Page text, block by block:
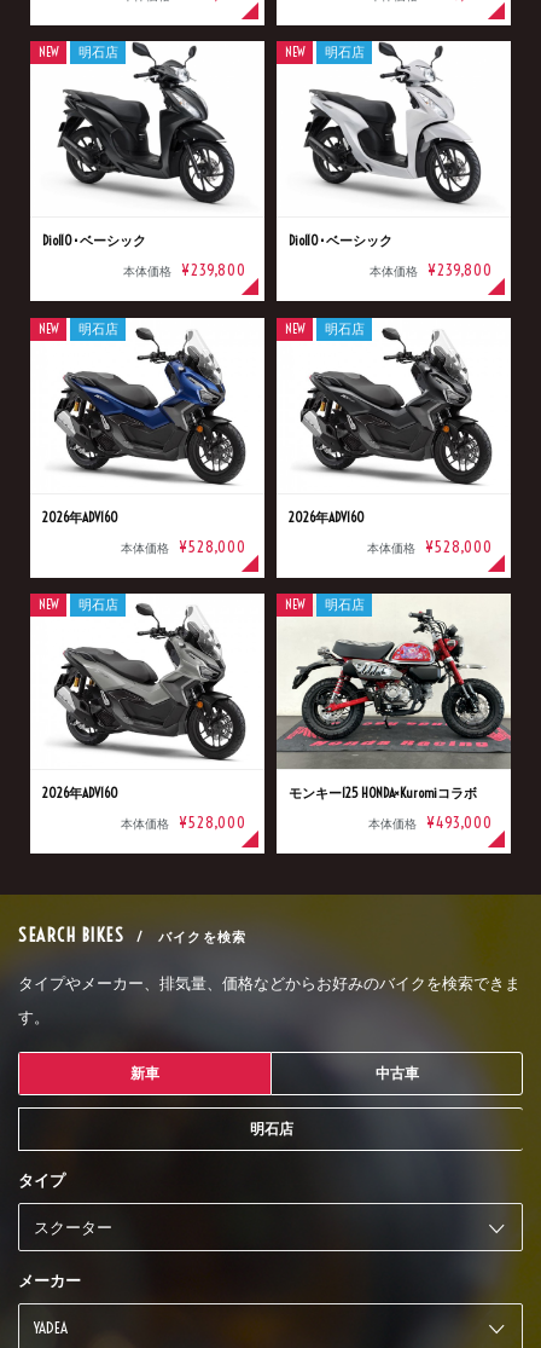
Dio110･ベーシック
本体価格 ¥239,800
NEW 明石店
Dio110･ベーシック
本体価格 ¥239,800
NEW 明石店
2026年ADV160
本体価格 ¥528,000
NEW 明石店
2026年ADV160
本体価格 ¥528,000
NEW 明石店
2026年ADV160
本体価格 ¥528,000
NEW 明石店
モンキー125 HONDA×Kuromiコラボ
本体価格 ¥493,000
NEW 明石店
SEARCH BIKES / バイクを検索
タイプやメーカー、排気量、価格などからお好みのバイクを検索できま
す。
新車 中古車
明石店
タイプ
メーカー